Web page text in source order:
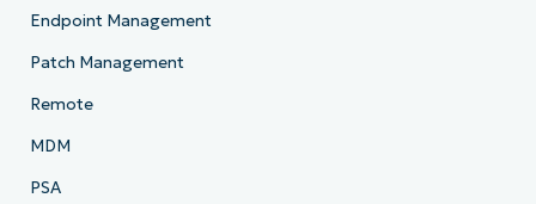
Endpoint Management
Patch Management
Remote
MDM
PSA